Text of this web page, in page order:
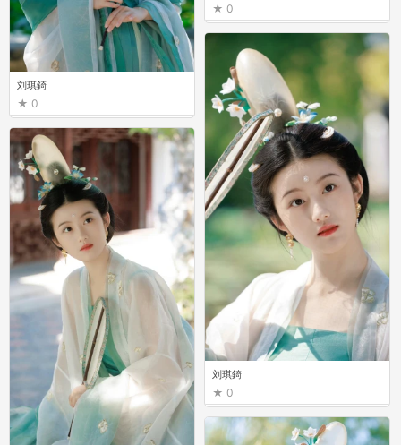
刘琪錡
0
0
刘琪錡
0